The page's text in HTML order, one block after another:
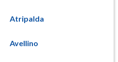
Atripalda
Avellino